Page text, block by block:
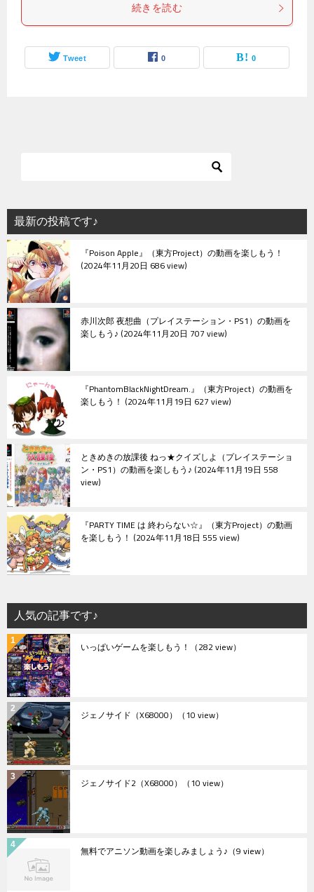
続きを読む
Tweet 0 0
最新の投稿です♪
『Poison Apple』（東方Project）の動画を楽しもう！
2024年11月20日 686 view
赤川次郎 夜想曲（プレイステーション・PS1）の動画を
楽しもう♪ 2024年11月20日 707 view
『PhantomBlackNightDream.』（東方Project）の動画を
楽しもう！ 2024年11月19日 627 view
ときめきの放課後 ねっ★クイズしよ（プレイステーショ
ン・PS1）の動画を楽しもう♪ 2024年11月19日 558
view
『PARTY TIME は 終わらない☆』（東方Project）の動画
を楽しもう！ 2024年11月18日 555 view
人気の記事です♪
いっぱいゲームを楽しもう！ （282 view）
ジェノサイド（X68000） （10 view）
ジェノサイド2（X68000） （10 view）
無料でアニソン動画を楽しみましょう♪ （9 view）